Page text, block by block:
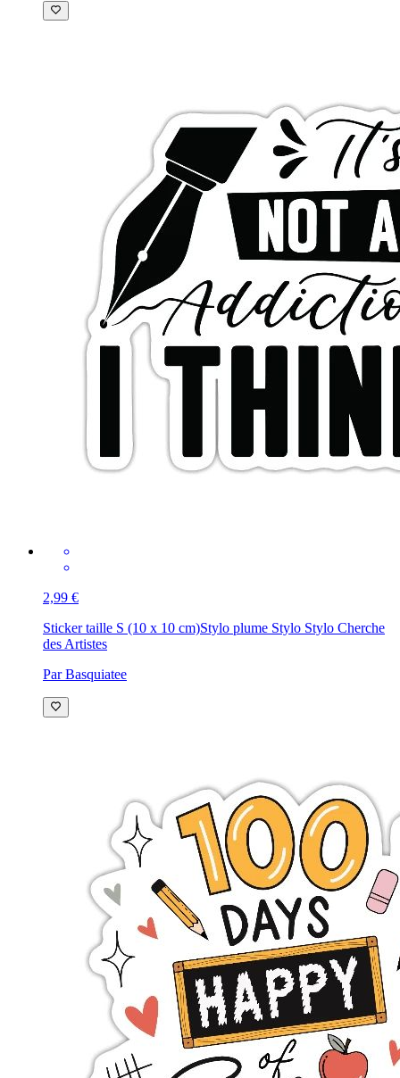
2,99 €
Sticker taille S (10 x 10 cm)Stylo plume Stylo Stylo Cherche
des Artistes
Par Basquiatee